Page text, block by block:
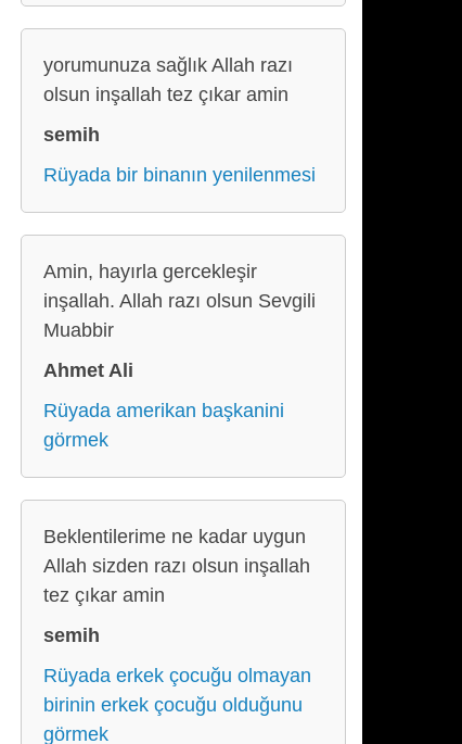
yorumunuza sağlık Allah razı
olsun inşallah tez çıkar amin
semih
Rüyada bir binanın yenilenmesi
Amin, hayırla gercekleşir
inşallah. Allah razı olsun Sevgili
Muabbir
Ahmet Ali
Rüyada amerikan başkanini
görmek
Beklentilerime ne kadar uygun
Allah sizden razı olsun inşallah
tez çıkar amin
semih
Rüyada erkek çocuğu olmayan
birinin erkek çocuğu olduğunu
görmek